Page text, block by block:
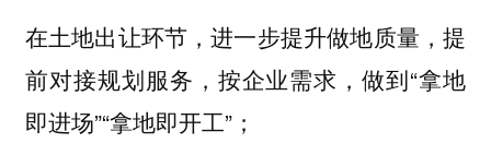
在土地出让环节，进一步提升做地质量，提
前对接规划服务，按企业需求，做到“拿地
即进场”“拿地即开工”；